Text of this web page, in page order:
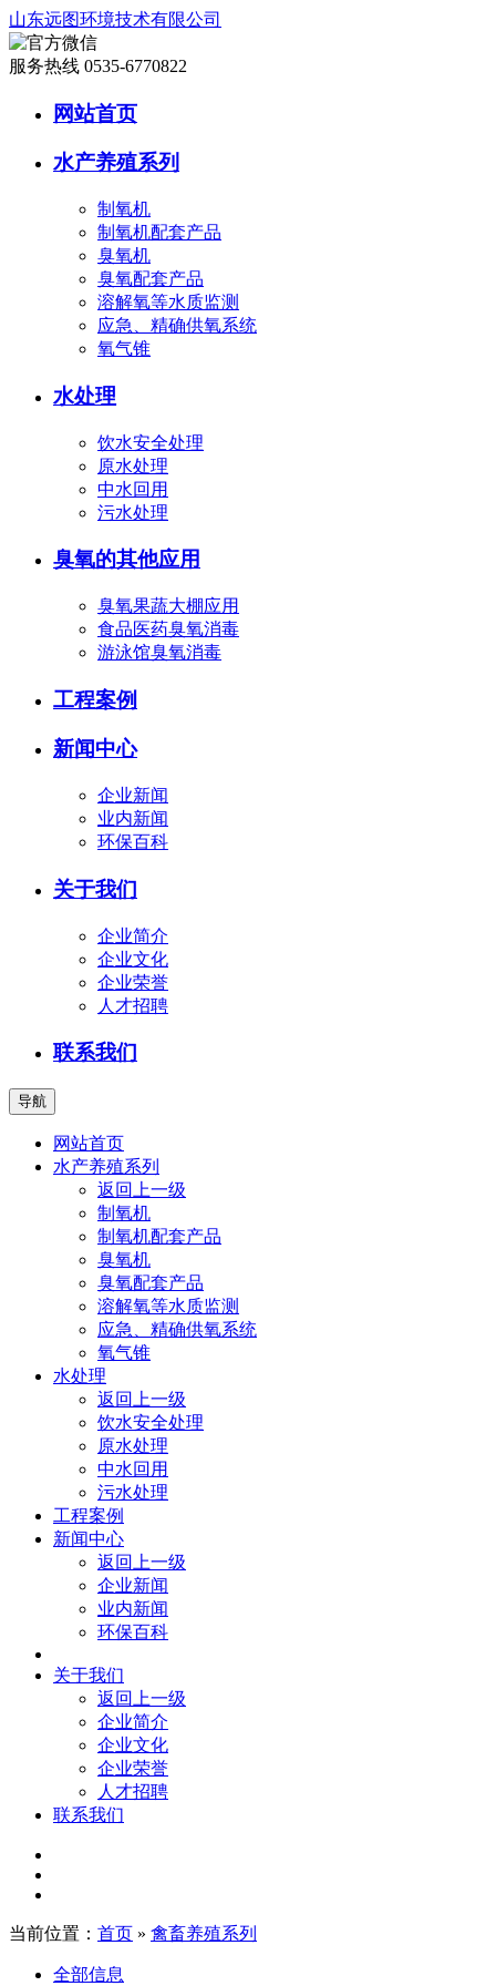
山东远图环境技术有限公司
服务热线 0535-6770822
网站首页
水产养殖系列
制氧机
制氧机配套产品
臭氧机
臭氧配套产品
溶解氧等水质监测
应急、精确供氧系统
氧气锥
水处理
饮水安全处理
原水处理
中水回用
污水处理
臭氧的其他应用
臭氧果蔬大棚应用
食品医药臭氧消毒
游泳馆臭氧消毒
工程案例
新闻中心
企业新闻
业内新闻
环保百科
关于我们
企业简介
企业文化
企业荣誉
人才招聘
联系我们
导航
网站首页
水产养殖系列
返回上一级
制氧机
制氧机配套产品
臭氧机
臭氧配套产品
溶解氧等水质监测
应急、精确供氧系统
氧气锥
水处理
返回上一级
饮水安全处理
原水处理
中水回用
污水处理
工程案例
新闻中心
返回上一级
企业新闻
业内新闻
环保百科
关于我们
返回上一级
企业简介
企业文化
企业荣誉
人才招聘
联系我们
当前位置： 首页 » 禽畜养殖系列
全部信息